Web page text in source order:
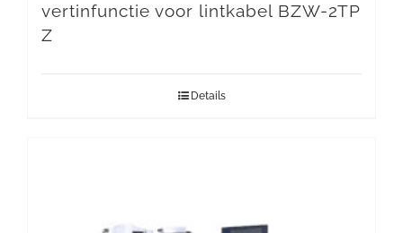
vertinfunctie voor lintkabel BZW-2TP
Z
Details